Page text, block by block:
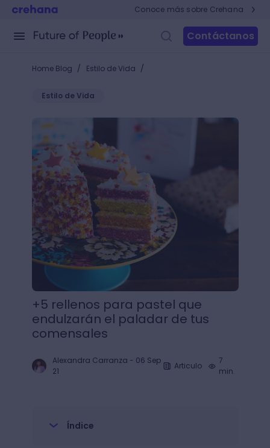
Conoce más sobre Crehana
Contáctanos
Home Blog / Estilo de Vida /
Estilo de Vida
+5 rellenos para pastel que endulzarán el paladar
+5 rellenos para pastel que
endulzarán el paladar de tus
comensales
Alexandra Carranza - 06 Sep
21
Articulo
7
min.
Índice